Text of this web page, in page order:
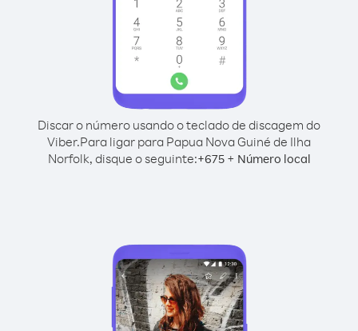
Discar o número usando o teclado de discagem do
Viber.Para ligar para Papua Nova Guiné de Ilha
Norfolk, disque o seguinte:+675+ Número local